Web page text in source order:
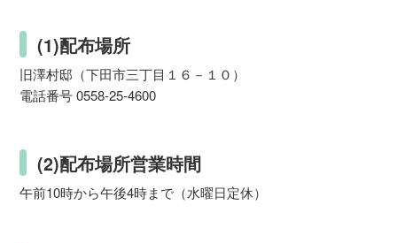
(1)配布場所
旧澤村邸（下田市三丁目１６－１０）
電話番号 0558-25-4600
(2)配布場所営業時間
午前10時から午後4時まで（水曜日定休）